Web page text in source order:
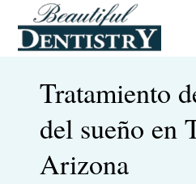
Tratamiento
del sueño en
Arizona